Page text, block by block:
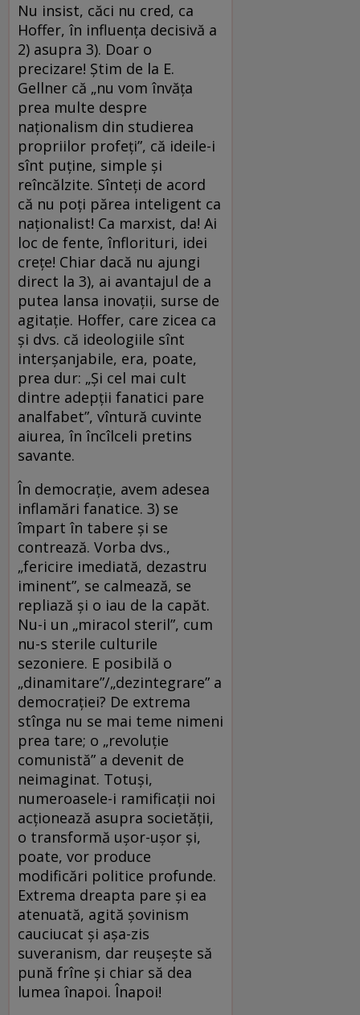
Nu insist, căci nu cred, ca
Hoffer, în influența decisivă a
2) asupra 3). Doar o
precizare! Știm de la E.
Gellner că „nu vom învăța
prea multe despre
naționalism din studierea
propriilor profeți”, că ideile-i
sînt puține, simple și
reîncălzite. Sînteți de acord
că nu poți părea inteligent ca
naționalist! Ca marxist, da! Ai
loc de fente, înflorituri, idei
crețe! Chiar dacă nu ajungi
direct la 3), ai avantajul de a
putea lansa inovații, surse de
agitație. Hoffer, care zicea ca
și dvs. că ideologiile sînt
interșanjabile, era, poate,
prea dur: „Și cel mai cult
dintre adepții fanatici pare
analfabet”, vîntură cuvinte
aiurea, în încîlceli pretins
savante.
În democrație, avem adesea
inflamări fanatice. 3) se
împart în tabere și se
contrează. Vorba dvs.,
„fericire imediată, dezastru
iminent”, se calmează, se
repliază și o iau de la capăt.
Nu-i un „miracol steril”, cum
nu-s sterile culturile
sezoniere. E posibilă o
„dinamitare”/„dezintegrare” a
democrației? De extrema
stînga nu se mai teme nimeni
prea tare; o „revoluție
comunistă” a devenit de
neimaginat. Totuși,
numeroasele-i ramificații noi
acționează asupra societății,
o transformă ușor-ușor și,
poate, vor produce
modificări politice profunde.
Extrema dreapta pare și ea
atenuată, agită șovinism
cauciucat și așa-zis
suveranism, dar reușește să
pună frîne și chiar să dea
lumea înapoi. Înapoi!